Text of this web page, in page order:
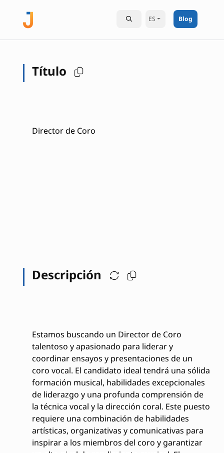
ES Blog
Título
Director de Coro
Descripción
Estamos buscando un Director de Coro
talentoso y apasionado para liderar y
coordinar ensayos y presentaciones de un
coro vocal. El candidato ideal tendrá una sólida
formación musical, habilidades excepcionales
de liderazgo y una profunda comprensión de
la técnica vocal y la dirección coral. Este puesto
requiere una combinación de habilidades
artísticas, organizativas y comunicativas para
inspirar a los miembros del coro y garantizar